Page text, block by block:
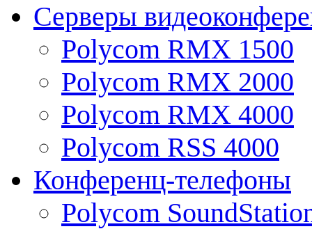
Серверы
Polycom RMX 1500
Polycom RMX 2000
Polycom RMX 4000
Polycom RSS 4000
Конференц-телефоны
Polycom